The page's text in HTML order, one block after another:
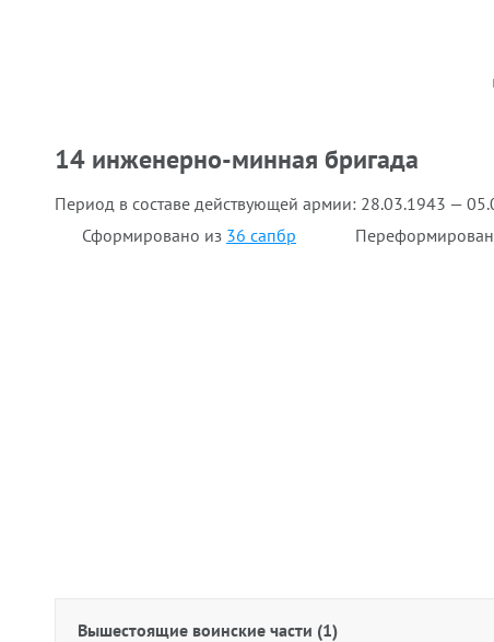
14 инженерно-минная бригада
Период в составе действующей армии: 28.03.1943 —
Сформировано из 36 сапбр
Вышестоящие воинские части (1)